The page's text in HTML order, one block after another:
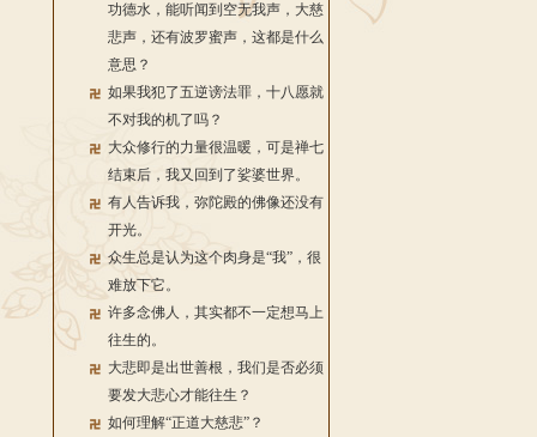
功德水，能听闻到空无我声，大慈
悲声，还有波罗蜜声，这都是什么
意思？
如果我犯了五逆谤法罪，十八愿就
不对我的机了吗？
大众修行的力量很温暖，可是禅七
结束后，我又回到了娑婆世界。
有人告诉我，弥陀殿的佛像还没有
开光。
众生总是认为这个肉身是“我”，很
难放下它。
许多念佛人，其实都不一定想马上
往生的。
大悲即是出世善根，我们是否必须
要发大悲心才能往生？
如何理解“正道大慈悲”？